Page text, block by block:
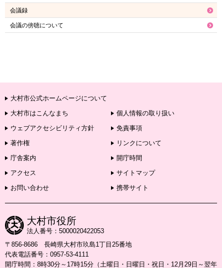
会議録
会議の傍聴について
大村市公式ホームページについて
大村市はこんなまち
個人情報の取り扱い
ウェブアクセシビリティ方針
免責事項
著作権
リンクについて
庁舎案内
開庁時間
アクセス
サイトマップ
お問い合わせ
携帯サイト
大村市役所
法人番号：5000020422053
〒856-8686 長崎県大村市玖島1丁目25番地
代表電話番号：0957-53-4111
開庁時間：8時30分～17時15分（土曜日・日曜日・祝日・12月29日～翌年